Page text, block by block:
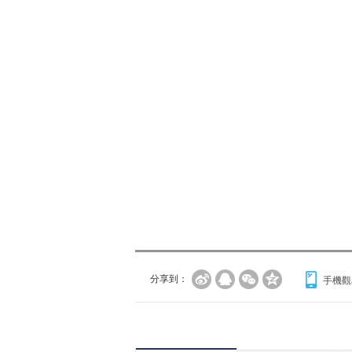
分享到： 手機